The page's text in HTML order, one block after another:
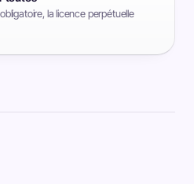
la licence perpétuelle